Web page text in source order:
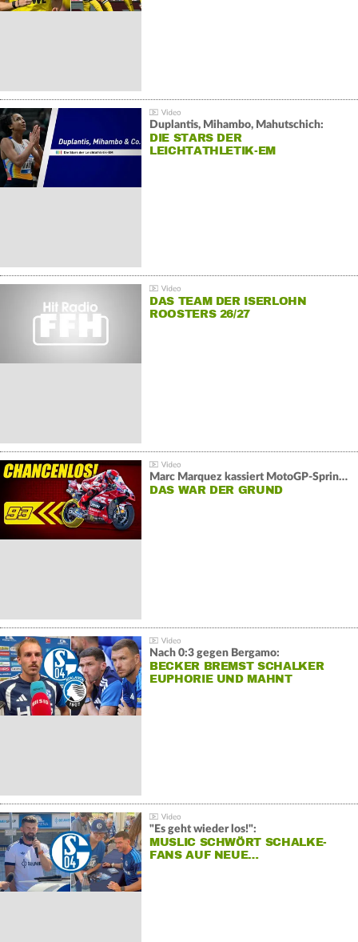
Duplantis, Mihambo, Mahutschich:
DIE STARS DER
LEICHTATHLETIK-EM
DAS TEAM DER ISERLOHN
ROOSTERS 26/27
Marc Marquez kassiert MotoGP-Sprint-Schlappe:
DAS WAR DER GRUND
Nach 0:3 gegen Bergamo:
BECKER BREMST SCHALKER
EUPHORIE UND MAHNT
"Es geht wieder los!":
MUSLIC SCHWÖRT SCHALKE-
FANS AUF NEUE…